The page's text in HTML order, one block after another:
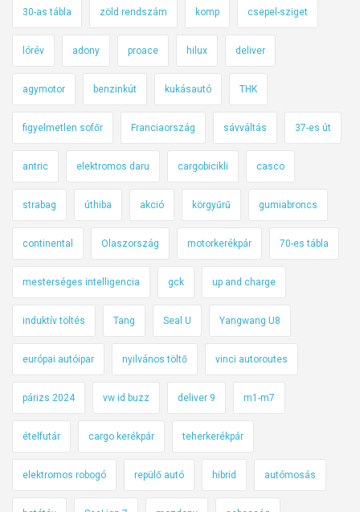
30-as tábla zöld rendszám komp csepel-sziget
lórév adony proace hilux deliver
agymotor benzinkút kukásautó THK
figyelmetlen sofőr Franciaország sávváltás 37-es út
antric elektromos daru cargobicikli casco
strabag úthiba akció körgyűrű gumiabroncs
continental Olaszország motorkerékpár 70-es tábla
mesterséges intelligencia gck up and charge
induktív töltés Tang Seal U Yangwang U8
európai autóipar nyilvános töltő vinci autoroutes
párizs 2024 vw id buzz deliver 9 m1-m7
ételfutár cargo kerékpár teherkerékpár
elektromos robogó repülő autó hibrid autómosás